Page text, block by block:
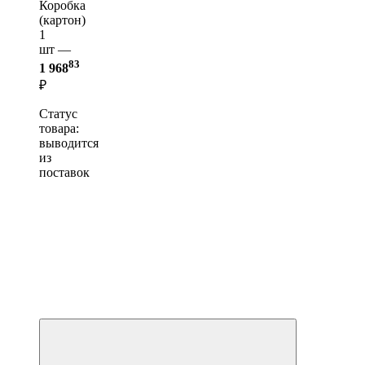
Коробка
(картон)
1
шт —
1 96883
₽
Статус
товара:
выводится
из
поставок